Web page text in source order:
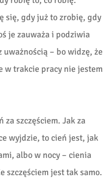
się, gdy już to zrobię, gdy
je zauważa i podziwia
– bo widzę, że
w trakcie pracy nie jestem
za szczęściem. Jak za
wyjdzie, to cień jest, jak
albo w nocy – cienia
szczęściem jest tak samo.